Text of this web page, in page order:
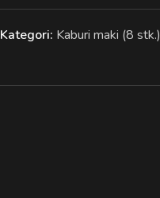
Kategori: Kaburi maki (8 stk.)